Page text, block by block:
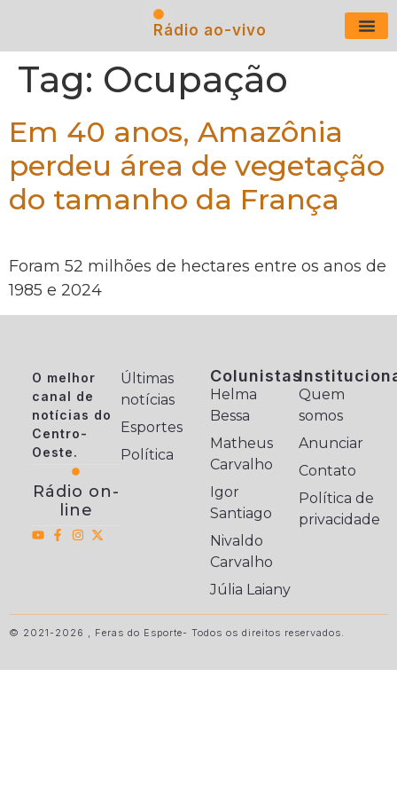
Rádio ao-vivo
Tag: Ocupação
Em 40 anos, Amazônia
perdeu área de vegetação
do tamanho da França
Foram 52 milhões de hectares entre os anos de
1985 e 2024
O melhor
canal de
notícias do
Centro-
Oeste.
Rádio on-
line
Últimas
notícias
Esportes
Política
Colunistas
Helma
Bessa
Matheus
Carvalho
Igor
Santiago
Nivaldo
Carvalho
Júlia Laiany
Quem
somos
Anunciar
Contato
Política de
privacidade
© 2021-2026 , Feras do Esporte- Todos os direitos reservados.